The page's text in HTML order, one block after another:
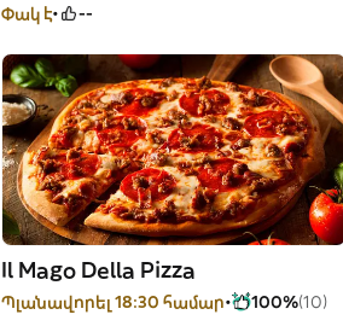
Փակ է --
Il Mago Della Pizza
Պլանավորել 18:30 համար 100%(10)